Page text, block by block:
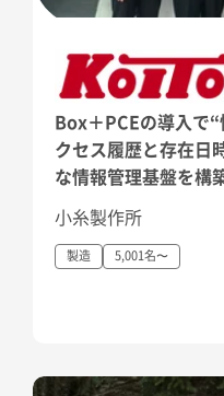
Box＋PCEの導入で
クセス履歴と存在日
な情報管理基盤を構
小糸製作所
製造 5,001名〜